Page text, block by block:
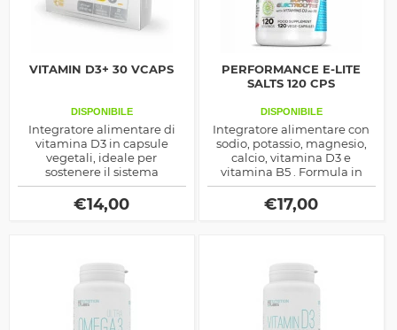
VITAMIN D3+ 30 VCAPS
DISPONIBILE
Integratore alimentare di
vitamina D3 in capsule
vegetali, ideale per
sostenere il sistema
immunitario, la salute di
ossa e denti, la funzione
muscolare e il normale
€14,00
PERFORMANCE E-LITE
SALTS 120 CPS
DISPONIBILE
Integratore alimentare con
sodio, potassio, magnesio,
calcio, vitamina D3 e
vitamina B5 . Formula in
capsule studiata per il
reintegro degli elettroliti
durante l'attività fisica
€17,00